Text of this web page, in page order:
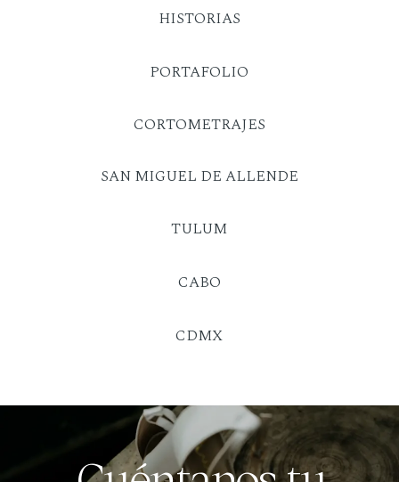
SAN MIGUEL DE ALLENDE
HISTORIAS
TULUM
PORTAFOLIO
CABO
CDMX
CORTOMETRAJES